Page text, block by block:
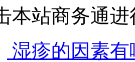
本站商务通进
湿疹的因素有